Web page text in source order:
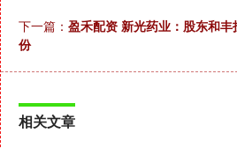
下一篇： 盈禾配资 新光药业：股东和
份
相关文章